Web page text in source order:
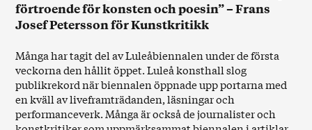
förtroende för konsten och poesin” – Frans
Josef Petersson för Kunstkritikk
Många har tagit del av Luleåbiennalen under de första
veckorna den hållit öppet. Luleå konsthall slog
publikrekord när biennalen öppnade upp portarna med
en kväll av liveframträdanden, läsningar och
performanceverk. Många är också de journalister och